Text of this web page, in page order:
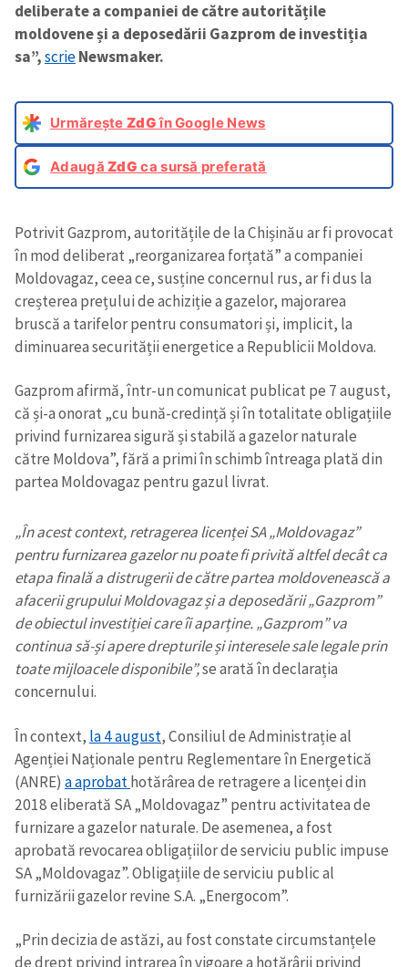
deliberate a companiei de către autoritățile
moldovene și a deposedării Gazprom de investiția
sa”,scrieNewsmaker.
Urmărește ZdGîn Google News
AdaugăZdG ca sursă preferată
Potrivit Gazprom, autoritățile de la Chișinău ar fi provocat
în mod deliberat „reorganizarea forțată” a companiei
Moldovagaz, ceea ce, susține concernul rus, ar fi dus la
creșterea prețului de achiziție a gazelor, majorarea
bruscă a tarifelor pentru consumatori și, implicit, la
diminuarea securității energetice a Republicii Moldova.
Gazprom afirmă, într-un comunicat publicat pe 7 august,
că și-a onorat „cu bună-credință și în totalitate obligațiile
privind furnizarea sigură și stabilă a gazelor naturale
către Moldova”, fără a primi în schimb întreaga plată din
partea Moldovagaz pentru gazul livrat.
„În acest context, retragerea licenței SA „Moldovagaz”
pentru furnizarea gazelor nu poate fi privită altfel decât ca
etapa finală a distrugerii de către partea moldovenească a
afacerii grupului Moldovagaz și a deposedării „Gazprom”
de obiectul investiției care îi aparține. „Gazprom” va
continua să-și apere drepturile și interesele sale legale prin
toate mijloacele disponibile”,se arată în declarația
concernului.
În context, la 4 august, Consiliul de Administrație al
Agenției Naționale pentru Reglementare în Energetică
(ANRE) a aprobathotărârea de retragere a licenței din
2018 eliberată SA „Moldovagaz” pentru activitatea de
furnizare a gazelor naturale. De asemenea, a fost
aprobată revocarea obligațiilor de serviciu public impuse
SA „Moldovagaz”. Obligațiile de serviciu public al
furnizării gazelor revine S.A. „Energocom”.
„Prin decizia de astăzi, au fost constate circumstanțele
de drept privind intrarea în vigoare a hotărârii privind